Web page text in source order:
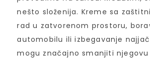
nešto složenija. Kreme sa
rad u zatvorenom prostoru,
automobilu ili izbegavanje
mogu značajno smanjiti njegovu